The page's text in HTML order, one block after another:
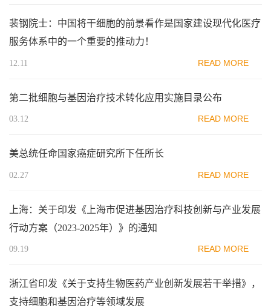
裴钢院士：中国将干细胞的前景看作是国家建设现代化医疗
服务体系中的一个重要的推动力！
12.11 READ MORE
第二批细胞与基因治疗技术转化应用实施目录公布
03.12 READ MORE
美总统任命国家癌症研究所下任所长
02.27 READ MORE
上海：关于印发《上海市促进基因治疗科技创新与产业发展
行动方案（2023-2025年）》的通知
09.19 READ MORE
浙江省印发《关于支持生物医药产业创新发展若干举措》，
支持细胞和基因治疗等领域发展